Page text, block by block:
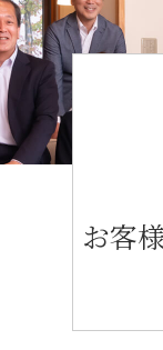
お客